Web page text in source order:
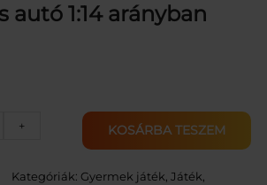
autó 1:14 arányban
+ KOSÁRBA TESZEM
Kategóriák: Gyermek játék, Játék